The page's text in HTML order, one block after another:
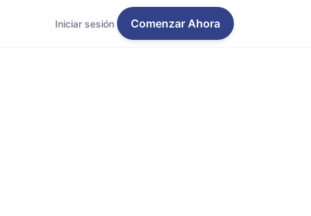
Iniciar sesión Comenzar Ahora